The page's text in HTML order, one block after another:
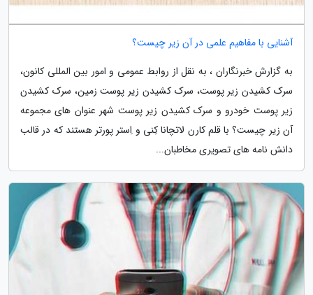
آشنایی با مفاهیم علمی در آن زیر چیست؟
به گزارش خبرنگاران ، به نقل از روابط عمومی و امور بین المللی کانون،
سرک کشیدن زیر پوست، سرک کشیدن زیر پوست زمین، سرک کشیدن
زیر پوست خودرو و سرک کشیدن زیر پوست شهر عنوان های مجموعه
آن زیر چیست؟ با قلم کارن لاتچانا کِنی و اِستر پورتر هستند که در قالب
دانش نامه های تصویری مخاطبان...